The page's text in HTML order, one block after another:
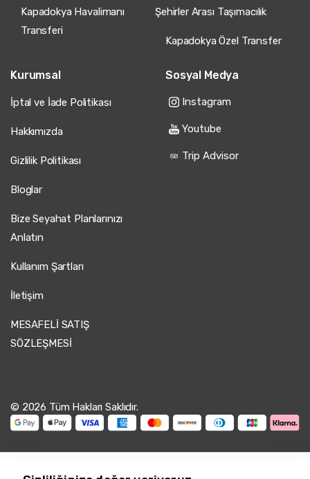
Kapadokya Havalimanı
Transferi
Şehirler Arası Taşımacılık
Kapadokya Özel Transfer
Kurumsal
İptal ve İade Politikası
Hakkımızda
Gizlilik Politikası
Bloglar
Bize Seyahat Planlarınızı
Anlatın
Kullanım Şartları
İletişim
MESAFELİ SATIŞ
SÖZLEŞMESİ
Sosyal Medya
Instagram
Youtube
Trip Advisor
© 2026 Tüm Hakları Saklıdır.